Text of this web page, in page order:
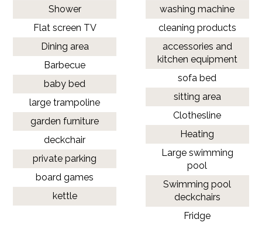
Shower
Flat screen TV
Dining area
Barbecue
baby bed
large trampoline
garden furniture
deckchair
private parking
board games
kettle
washing machine
cleaning products
accessories and
kitchen equipment
sofa bed
sitting area
Clothesline
Heating
Large swimming
pool
Swimming pool
deckchairs
Fridge